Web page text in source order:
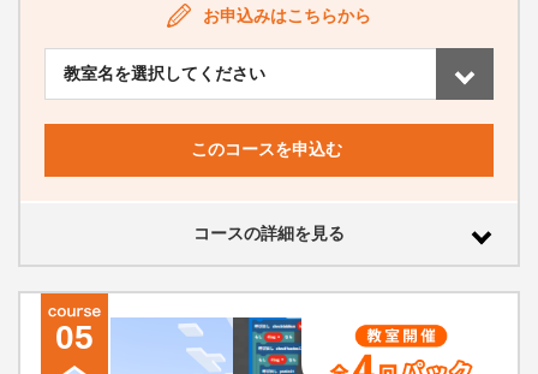
お申込みはこちらから
このコースを申込む
コースの詳細を見る
05